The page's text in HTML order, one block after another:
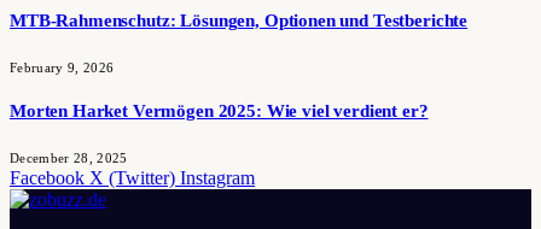
MTB-Rahmenschutz: Lösungen, Optionen und Testberichte
February 9, 2026
Morten Harket Vermögen 2025: Wie viel verdient er?
December 28, 2025
Facebook X (Twitter) Instagram